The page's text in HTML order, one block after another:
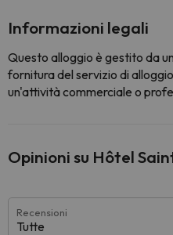
Informazioni legali
Questo alloggio è gestito da
fornitura del servizio di
un'attività commerciale o
Opinioni su Hôtel
Recensioni
Tutte